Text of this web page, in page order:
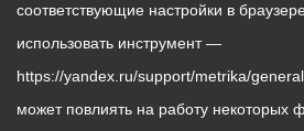
соответствующие настройки в
использовать инструмент —
https://yandex.ru/support/metrika/
может повлиять на работу некоторых